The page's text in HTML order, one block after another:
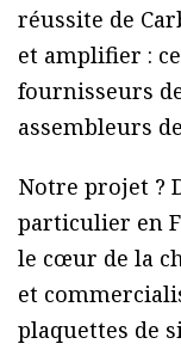
réussite de
et amplifier :
fournisseurs
assembleurs
Notre projet ?
particulier en
le cœur de la
et
plaquettes de